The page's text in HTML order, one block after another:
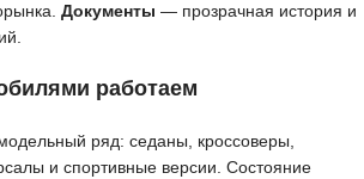
Документы — прозрачная история и
работаем
ряд: седаны, кроссоверы,
и спортивные версии. Состояние